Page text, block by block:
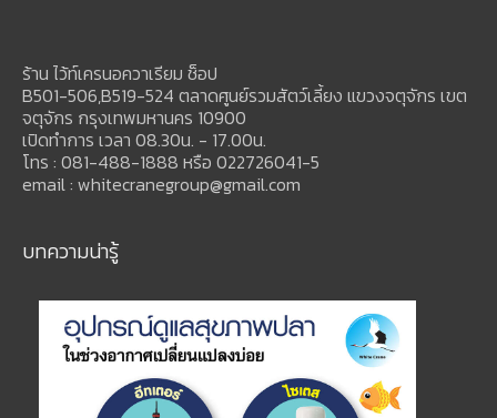
ร้าน ไว้ท์เครนอควาเรียม ช็อป
B501-506,B519-524 ตลาดศูนย์รวมสัตว์เลี้ยง แขวงจตุจักร เขต
จตุจักร กรุงเทพมหานคร 10900
เปิดทำการ เวลา 08.30น. - 17.00น.
โทร : 081-488-1888 หรือ 022726041-5
email : whitecranegroup@gmail.com
บทความน่ารู้